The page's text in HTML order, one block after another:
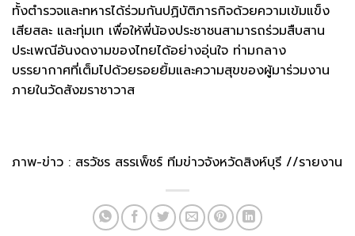
ทั้งตำรวจและทหารได้ร่วมกันปฏิบัติภารกิจด้วยความเข้มแข็ง
เสียสละ และทุ่มเท เพื่อให้พี่น้องประชาชนสามารถร่วมสืบสาน
ประเพณีอันงดงามของไทยได้อย่างอุ่นใจ ท่ามกลาง
บรรยากาศที่เต็มไปด้วยรอยยิ้มและความสุขของผู้มาร่วมงาน
ภายในวัดสังฆราชาวาส
ภาพ-ข่าว : สรวัชร สรรเพ็ชร์ ทีมข่าวจังหวัดสิงห์บุรี //รายงาน